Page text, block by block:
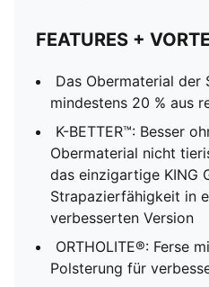
FEATURES +
Das Obermaterial der
mindestens 20 % aus
K-BETTER™: Besser
Obermaterial nicht
das einzigartige KING
Strapazierfähigkeit in
verbesserten Version
ORTHOLITE®: Ferse
Polsterung für